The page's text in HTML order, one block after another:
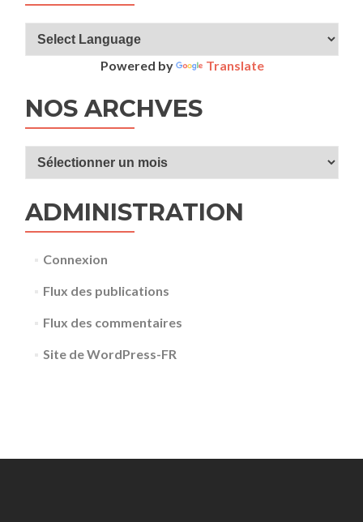
Powered by Translate
NOS ARCHVES
ADMINISTRATION
Connexion
Flux des publications
Flux des commentaires
Site de WordPress-FR